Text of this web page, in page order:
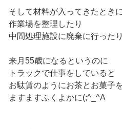
そして材料が入ってきたとき
作業場を整理したり
中間処理施設に廃棄に行った
来月55歳になるというのに
トラックで仕事をしていると
お駄賃のようにお茶とお菓子
ますますふくよかに(;^_^A